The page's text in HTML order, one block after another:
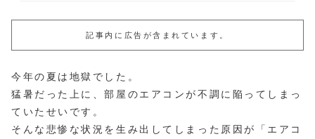
記事内に広告が含まれています。
今年の夏は地獄でした。
猛暑だった上に、部屋のエアコンが不調に陥ってしまっ
ていたせいです。
そんな悲惨な状況を生み出してしまった原因が「エアコ